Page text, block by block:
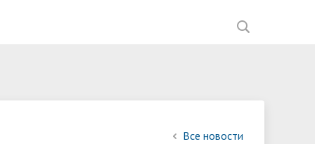
Материально-техническое
необходимых для приема на
Спортивный клуб "Атлант"Все новости